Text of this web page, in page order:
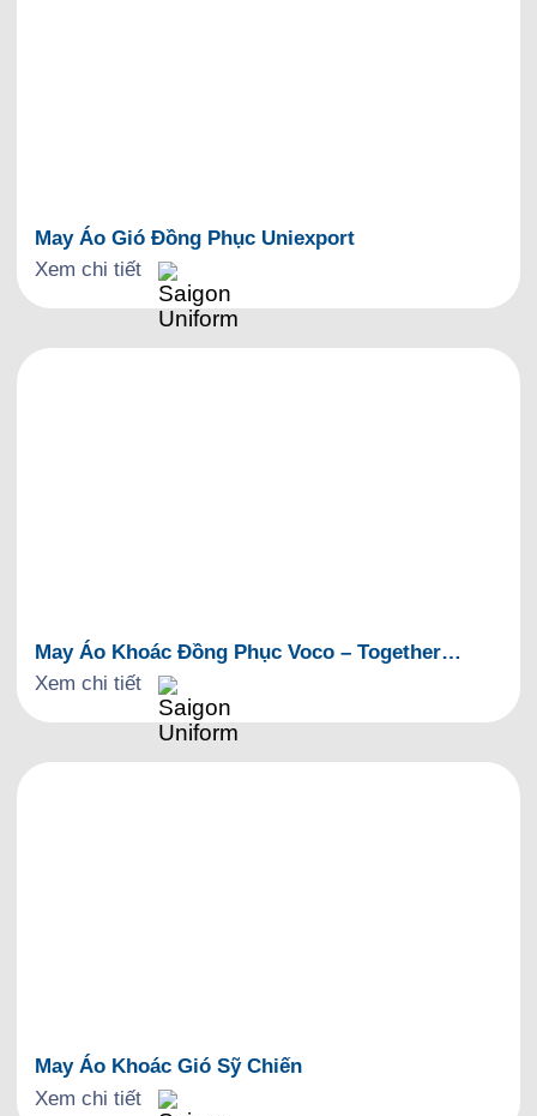
May Áo Gió Đồng Phục Uniexport
Xem chi tiết
May Áo Khoác Đồng Phục Voco – Together
Improve
Xem chi tiết
May Áo Khoác Gió Sỹ Chiến
Xem chi tiết